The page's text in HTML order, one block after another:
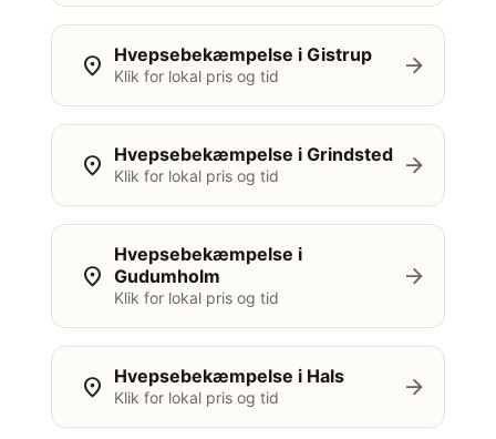
location_on Hvepsebekæmpelse i Gistrup
Klik for lokal pris og tid arrow_forward
location_on Hvepsebekæmpelse i Grindsted
Klik for lokal pris og tid arrow_forward
location_on
Hvepsebekæmpelse i
Gudumholm
Klik for lokal pris og tid
arrow_forward
location_on Hvepsebekæmpelse i Hals
Klik for lokal pris og tid arrow_forward